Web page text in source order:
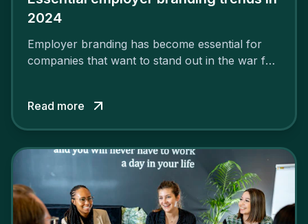
2024
Employer branding has become essential for
companies that want to stand out in the war for
attract the best profiles.
Read more